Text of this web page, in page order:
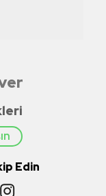
Edin